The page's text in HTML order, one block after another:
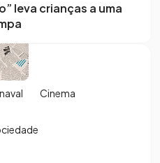
leva crianças a uma
Cinema